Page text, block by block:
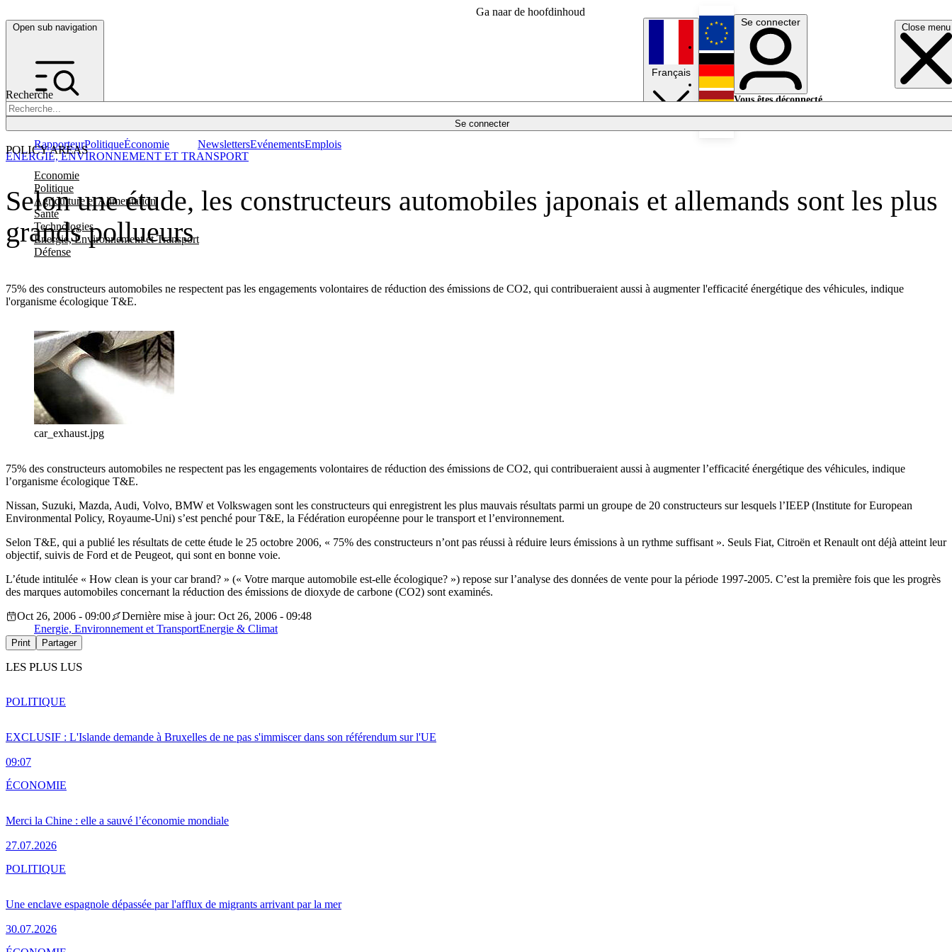
Ga naar de hoofdinhoud
Open sub navigation Close menu
Recherche
Se connecter
POLICY AREAS
Economie
Politique
Agriculture et Alimentation
Santé
Technologies
Energie, Environnement et Transport
Défense
RapporteurPolitiqueÉconomie NewslettersEvénementsEmplois
Français
English
Deutsch
Se connecter
Vous êtes déconnecté.
Selon une étude, les constructeurs automobiles japonais et allemands sont les plus
grands pollueurs
75% des constructeurs automobiles ne respectent pas les engagements volontaires de réduction des émissions de CO2, qui contribueraient aussi à augmenter l'efficacité énergétique des véhicules, indique
l'organisme écologique T&E.
ENERGIE, ENVIRONNEMENT ET TRANSPORT
car_exhaust.jpg
75% des constructeurs automobiles ne respectent pas les engagements volontaires de réduction des émissions de CO2, qui contribueraient aussi à augmenter l’efficacité énergétique des véhicules, indique
l’organisme écologique T&E.
Nissan, Suzuki, Mazda, Audi, Volvo, BMW et Volkswagen sont les constructeurs qui enregistrent les plus mauvais résultats parmi un groupe de 20 constructeurs sur lesquels l’IEEP (Institute for European
Environmental Policy, Royaume-Uni) s’est penché pour T&E, la Fédération européenne pour le transport et l’environnement.
Selon T&E, qui a publié les résultats de cette étude le 25 octobre 2006, « 75% des constructeurs n’ont pas réussi à réduire leurs émissions à un rythme suffisant ». Seuls Fiat, Citroën et Renault ont déjà atteint leur
objectif, suivis de Ford et de Peugeot, qui sont en bonne voie.
L’étude intitulée « How clean is your car brand? » (« Votre marque automobile est-elle écologique? ») repose sur l’analyse des données de vente pour la période 1997-2005. C’est la première fois que les progrès
des marques automobiles concernant la réduction des émissions de dioxyde de carbone (CO2) sont examinés.
Oct 26, 2006 - 09:00
Dernière mise à jour: Oct 26, 2006 - 09:48
Energie, Environnement et TransportEnergie & Climat
Print Partager
LES PLUS LUS
EXCLUSIF : L'Islande demande à Bruxelles de ne pas s'immiscer dans son référendum sur l'UE
09:07
POLITIQUE
Merci la Chine : elle a sauvé l’économie mondiale
27.07.2026
ÉCONOMIE
Une enclave espagnole dépassée par l'afflux de migrants arrivant par la mer
30.07.2026
POLITIQUE